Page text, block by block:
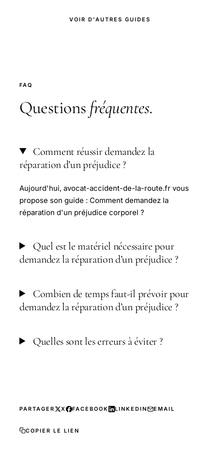
VOIR D'AUTRES GUIDES
FAQ
Questions fréquentes.
Comment réussir demandez la
réparation d’un préjudice ?
Aujourd'hui, avocat-accident-de-la-route.fr vous
propose son guide : Comment demandez la
réparation d'un préjudice corporel ?
Quel est le matériel nécessaire pour
demandez la réparation d’un préjudice ?
Combien de temps faut-il prévoir pour
demandez la réparation d’un préjudice ?
Quelles sont les erreurs à éviter ?
PARTAGER X FACEBOOK LINKEDIN EMAIL
COPIER LE LIEN